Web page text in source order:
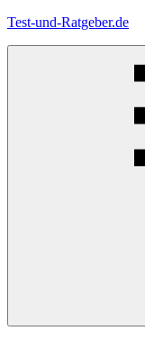
Zum
Test-und-Ratgeber.de